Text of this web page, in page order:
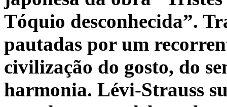
Tóquio desconhecida”.
pautadas por um
civilização do gosto, do
harmonia. Lévi-Strauss